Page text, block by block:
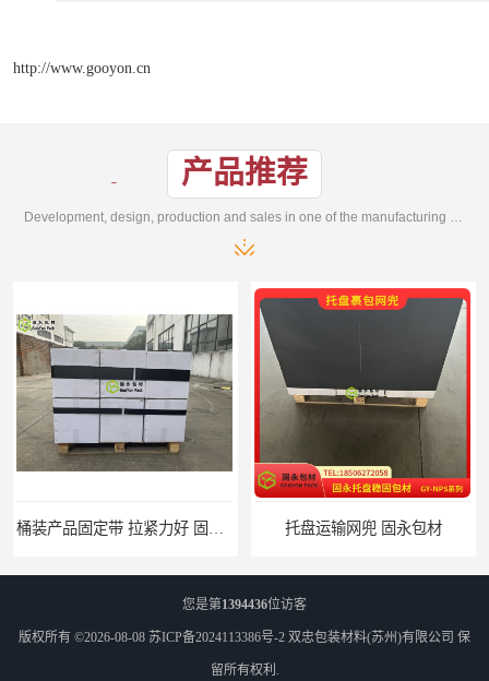
http://www.gooyon.cn
产品推荐
托盘运输网兜 固永包材 托盘打包绑带 固永包材
您是第1394436位访客
版权所有 ©2026-08-08 苏ICP备2024113386号-2 双忠包装材料(苏州)有限公司 保
留所有权利.